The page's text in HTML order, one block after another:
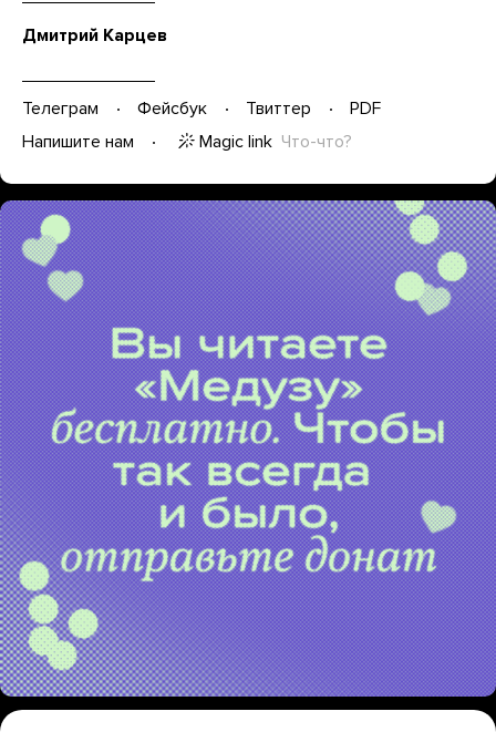
Дмитрий Карцев
Телеграм Фейсбук Твиттер
PDF
Напишите нам
Magic link Что-что?